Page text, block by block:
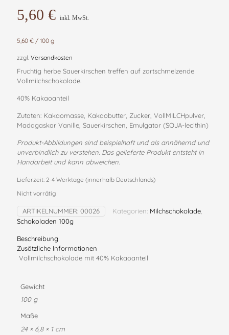
5,60 € inkl. MwSt.
5,60 € / 100 g
zzgl. Versandkosten
Fruchtig herbe Sauerkirschen treffen auf zartschmelzende
Vollmilchschokolade.
40% Kakaoanteil
Zutaten: Kakaomasse, Kakaobutter, Zucker, VollMILCHpulver,
Madagaskar Vanille, Sauerkirschen, Emulgator (SOJA-lecithin)
Produkt-Abbildungen sind beispielhaft und als annähernd und
unverbindlich zu verstehen. Das gelieferte Produkt entsteht in
Handarbeit und kann abweichen.
Lieferzeit: 2-4 Werktage (innerhalb Deutschlands)
Nicht vorrätig
ARTIKELNUMMER: 00026 Kategorien: Milchschokolade
Schokoladen 100g
Beschreibung
Zusätzliche Informationen
Vollmilchschokolade mit 40% Kakaoanteil
Gewicht
100 g
Maße
24 × 6,8 × 1 cm